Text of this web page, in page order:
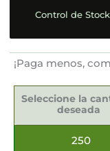
Control de
¡Paga menos,
Seleccione la
deseada
250
Sostenibles
40x40cm